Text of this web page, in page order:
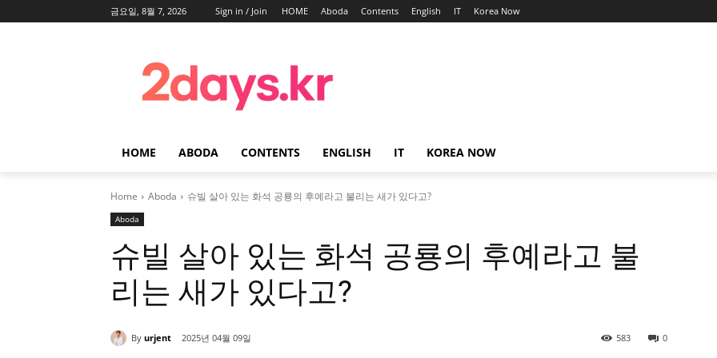
금요일, 8월 7, 2026 Sign in / Join HOME Aboda Contents English IT Korea Now
HOME ABODA CONTENTS ENGLISH IT KOREA NOW
Home Aboda 슈빌 살아 있는 화석 공룡의 후예라고 불리는 새가 있다고?
Aboda
슈빌 살아 있는 화석 공룡의 후예라고 불
리는 새가 있다고?
By urjent 2025년 04월 09일 0
583